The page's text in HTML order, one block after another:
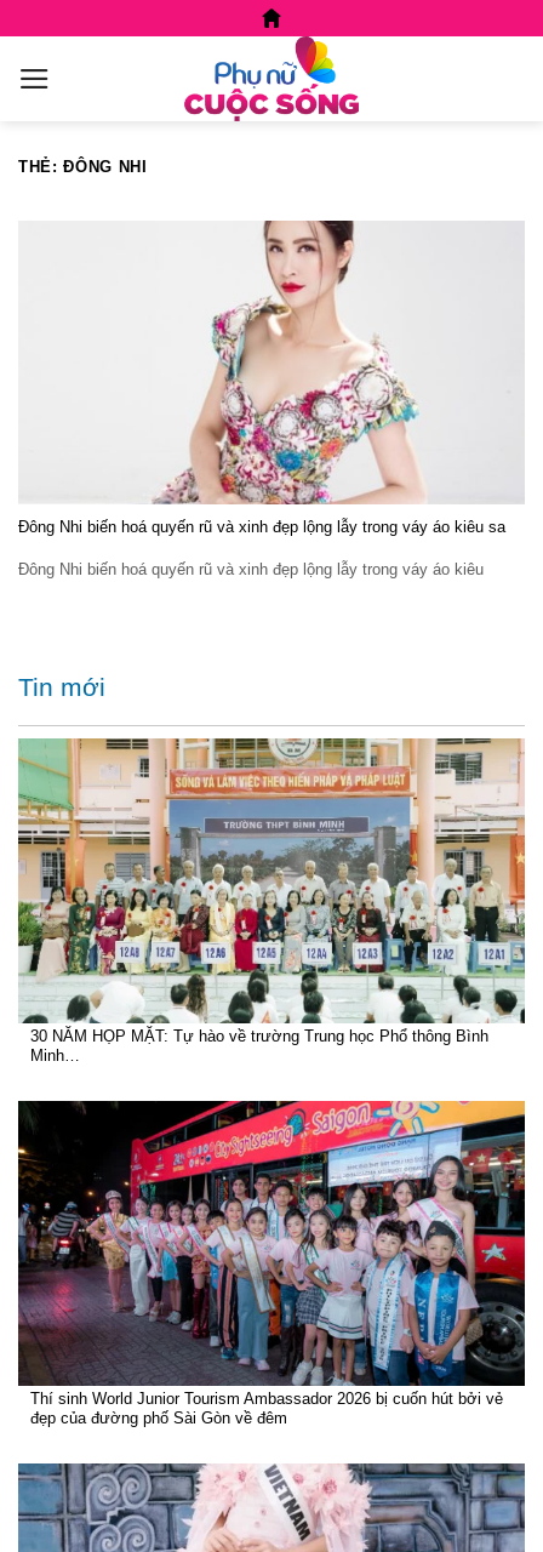
content
THẺ:ĐÔNG NHI
Đông Nhi biến hoá quyến rũ và xinh đẹp lộng lẫy trong váy áo kiêu sa
Đông Nhi biến hoá quyến rũ và xinh đẹp lộng lẫy trong váy áo kiêu
Tin mới
30 NĂM HỌP MẶT: Tự hào về trường Trung học Phổ thông Bình
Minh…
Thí sinh World Junior Tourism Ambassador 2026 bị cuốn hút bởi vẻ
đẹp của đường phố Sài Gòn về đêm